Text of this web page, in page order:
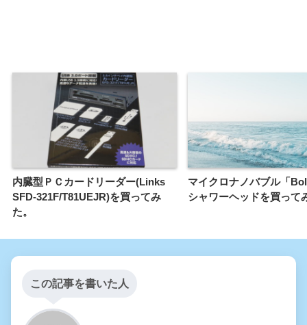
内臓型ＰＣカードリーダー(Links
SFD-321F/T81UEJR)を買ってみ
た。
マイクロナノバブル「
シャワーヘッドを買って
この記事を書いた人